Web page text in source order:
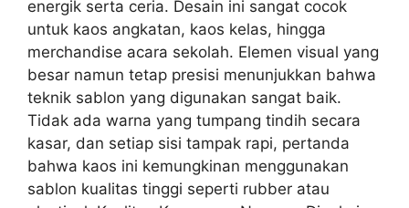
energik serta ceria. Desain ini sangat cocok
untuk kaos angkatan, kaos kelas, hingga
merchandise acara sekolah. Elemen visual yang
besar namun tetap presisi menunjukkan bahwa
teknik sablon yang digunakan sangat baik.
Tidak ada warna yang tumpang tindih secara
kasar, dan setiap sisi tampak rapi, pertanda
bahwa kaos ini kemungkinan menggunakan
sablon kualitas tinggi seperti rubber atau